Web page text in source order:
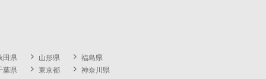
田県 山形県
福島県
葉県
東京都
神奈川県